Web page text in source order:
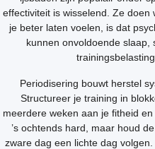
effectiviteit is wisselend. Ze
je beter laten voelen, is dat
kunnen onvoldoende
Periodisering bouwt herstel
Structureer je training in
meerdere weken aan je fitheid
’s ochtends hard, maar houd
zware dag een lichte dag